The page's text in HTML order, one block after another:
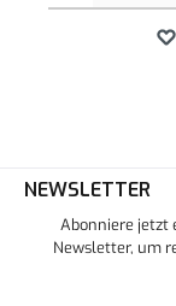
NEWSLETTER
Abonniere jetzt
Newsletter, um